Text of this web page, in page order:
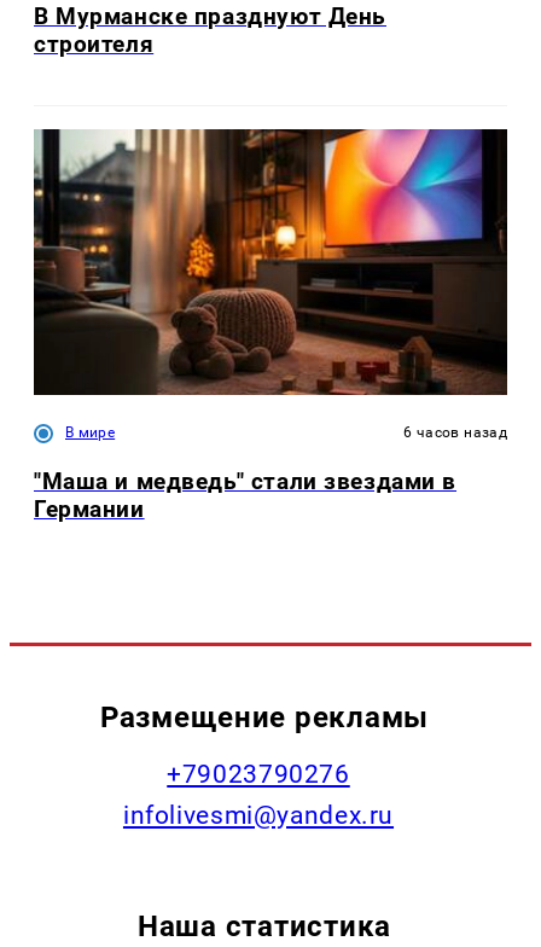
В Мурманске празднуют День
строителя
В мире 6 часов назад
"Маша и медведь" стали звездами в
Германии
Размещение рекламы
+79023790276
infolivesmi@yandex.ru
Наша статистика